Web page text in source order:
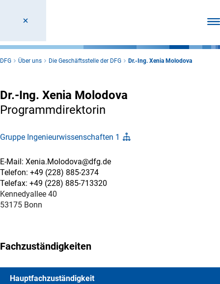
DFG Über uns Die Geschäftsstelle der DFG Dr.-Ing. Xenia Molodova
Dr.-Ing. Xenia Molodova
Programmdirektorin
Gruppe Ingenieurwissenschaften 1
E-Mail: Xenia.Molodova@dfg.de
Telefon: +49 (228) 885-2374
Telefax: +49 (228) 885-713320
Kennedyallee 40
53175 Bonn
Fachzuständigkeiten
Hauptfachzuständigkeit